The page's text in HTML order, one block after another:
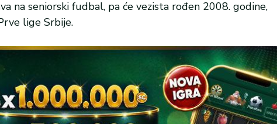
na seniorski fudbal, pa će vezista rođen 2008. godine,
lige Srbije.